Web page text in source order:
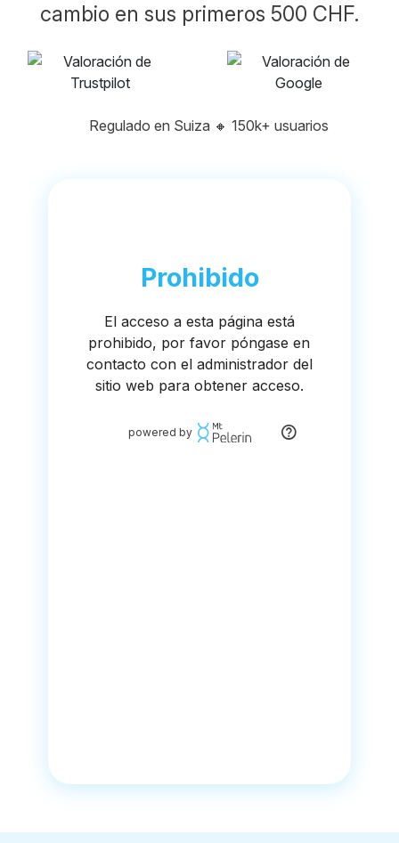
cambio en sus primeros 500 CHF.
Regulado en Suiza 🔸 150k+ usuarios